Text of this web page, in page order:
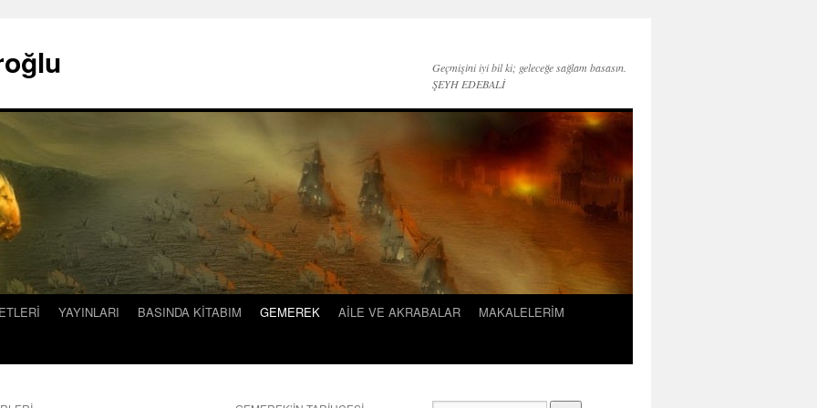
Geçmişini iyi bil ki; geleceğe sağlam basasın.
ŞEYH EDEBALİ
YAYINLARI BASINDA KİTABIM GEMEREK AİLE VE AKRABALAR
MAKALELERİM